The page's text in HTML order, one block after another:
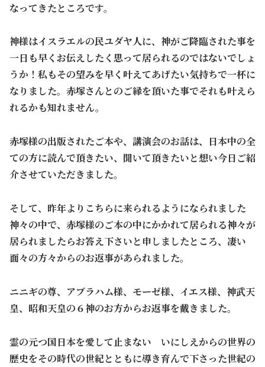
なってきたところです。
神様はイスラエルの民ユダヤ人に、神がご降臨された事を
一日も早くお伝えしたく思って居られるのではないでしょ
うか！私もその望みを早く叶えてあげたい気持ちで一杯に
なりました。赤塚さんとのご縁を頂いた事でそれも叶えら
れるかも知れません。
赤塚様の出版されたご本や、講演会のお話は、日本中の全
ての方に読んで頂きたい、聞いて頂きたいと想い今日ご紹
介させていただきました。
そして、昨年よりこちらに来られるようになられました
神々の中で、赤塚様のご本の中にかかれて居られる神々が
居られましたらお答え下さいと申しましたところ、凄い
面々の方々からのお返事があられました。
ニニギの尊、アブラハム様、モーゼ様、イエス様、神武天
皇、昭和天皇の６神のお方からお返事を戴きました。
霊の元つ国日本を愛して止まない いにしえからの世界の
歴史をその時代の世紀とともに導き育んで下さった世紀の